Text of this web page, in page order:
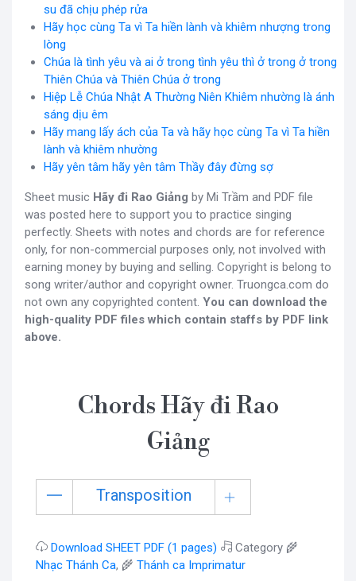
su đã chịu phép rửa
Hãy học cùng Ta vì Ta hiền lành và khiêm nhượng trong
lòng
Chúa là tình yêu và ai ở trong tình yêu thì ở trong ở trong
Thiên Chúa và Thiên Chúa ở trong
Hiệp Lễ Chúa Nhật A Thường Niên Khiêm nhường là ánh
sáng dịu êm
Hãy mang lấy ách của Ta và hãy học cùng Ta vì Ta hiền
lành và khiêm nhường
Hãy yên tâm hãy yên tâm Thầy đây đừng sợ
Sheet music Hãy đi Rao Giảng by Mi Trầm and PDF file
was posted here to support you to practice singing
perfectly. Sheets with notes and chords are for reference
only, for non-commercial purposes only, not involved with
earning money by buying and selling. Copyright is belong to
song writer/author and copyright owner. Truongca.com do
not own any copyrighted content. You can download the
high-quality PDF files which contain staffs by PDF link
above.
Chords Hãy đi Rao
Giảng
Transposition
Download SHEET PDF (1 pages)
Category 🌾
Nhạc Thánh Ca, 🌾 Thánh ca Imprimatur